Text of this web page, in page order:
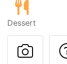
Dessert